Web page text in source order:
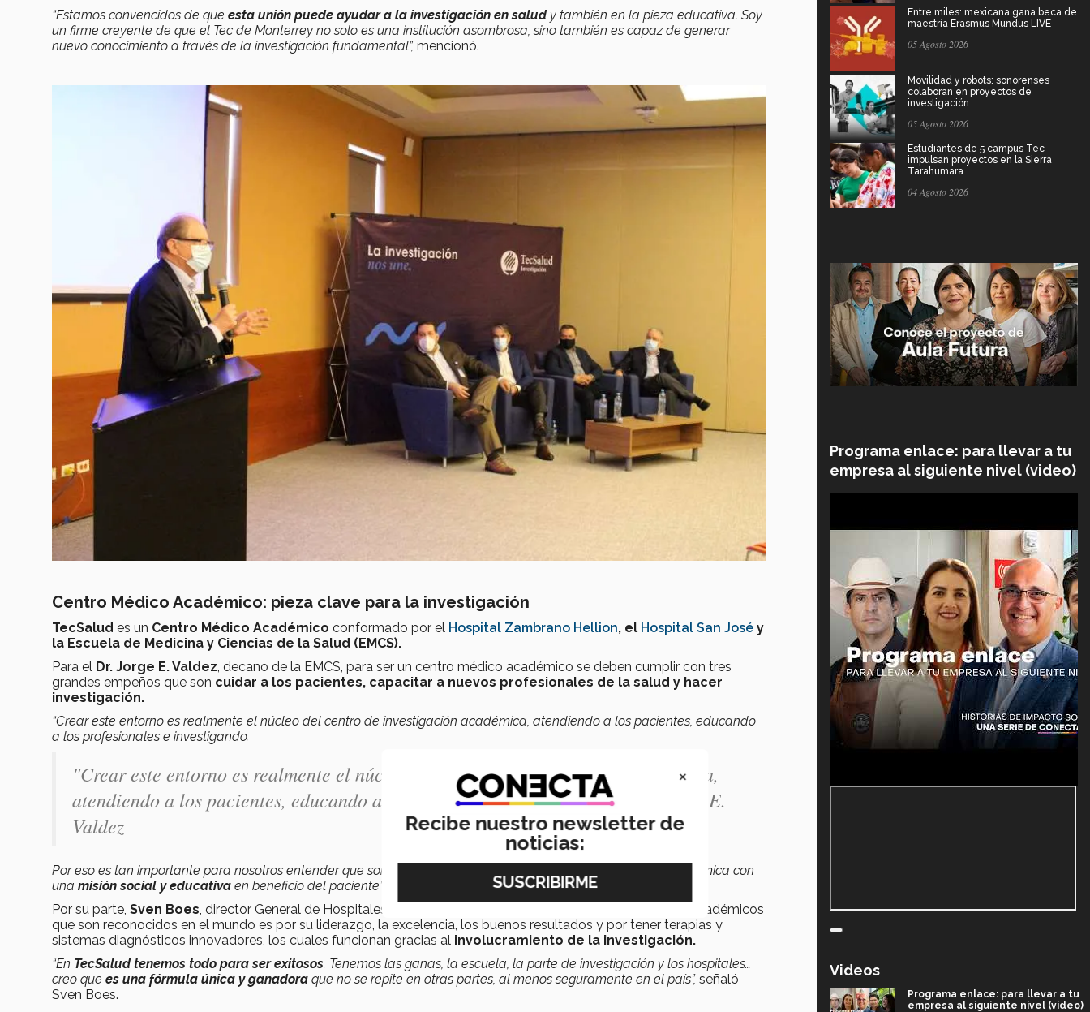
“Estamos convencidos de que esta unión puede ayudar a la investigación en salud y también en la pieza educativa. Soy
un firme creyente de que el Tec de Monterrey no solo es una institución asombrosa, sino también es capaz de generar
nuevo conocimiento a través de la investigación fundamental”, mencionó.
Centro Médico Académico: pieza clave para la investigación
TecSalud es un Centro Médico Académico conformado por el Hospital Zambrano Hellion, el Hospital San José y
la Escuela de Medicina y Ciencias de la Salud (EMCS).
Para el Dr. Jorge E. Valdez, decano de la EMCS, para ser un centro médico académico se deben cumplir con tres
grandes empeños que son cuidar a los pacientes, capacitar a nuevos profesionales de la salud y hacer
investigación.
“Crear este entorno es realmente el núcleo del centro de investigación académica, atendiendo a los pacientes, educando
a los profesionales e investigando.
"Crear este entorno es realmente el núcleo del centro de investigación académica,
atendiendo a los pacientes, educando a los profesionales e investigando." -Jorge E.
Valdez
Por eso es tan importante para nosotros entender que somos parte de un centro de investigación médica-académica con
una misión social y educativa en beneficio del paciente”,
Por su parte, Sven Boes, director General de Hospitales TecSalud, explicó que todos los Centros Médicos Académicos
que son reconocidos en el mundo es por su liderazgo, la excelencia, los buenos resultados y por tener terapias y
sistemas diagnósticos innovadores, los cuales funcionan gracias al involucramiento de la investigación.
“En TecSalud tenemos todo para ser exitosos. Tenemos las ganas, la escuela, la parte de investigación y los hospitales…
creo que es una fórmula única y ganadora que no se repite en otras partes, al menos seguramente en el país”, señaló
Sven Boes.
Entre miles: mexicana gana beca de
maestría Erasmus Mundus LIVE
05 Agosto 2026
Movilidad y robots: sonorenses
colaboran en proyectos de
investigación
05 Agosto 2026
Estudiantes de 5 campus Tec
impulsan proyectos en la Sierra
Tarahumara
04 Agosto 2026
Programa enlace: para llevar a tu
empresa al siguiente nivel (video)
Videos
Programa enlace: para llevar a tu
empresa al siguiente nivel (video)
×
Recibe nuestro newsletter de
noticias: